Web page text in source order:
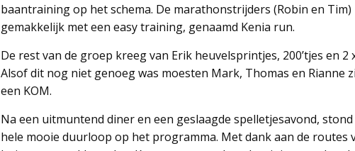
baantraining op het schema. De marathonstrijders (Robin en
gemakkelijk met een easy training, genaamd Kenia run.
De rest van de groep kreeg van Erik heuvelsprintjes, 200’tjes en
Alsof dit nog niet genoeg was moesten Mark, Thomas en Rianne
een KOM.
Na een uitmuntend diner en een geslaagde spelletjesavond,
hele mooie duurloop op het programma. Met dank aan de routes